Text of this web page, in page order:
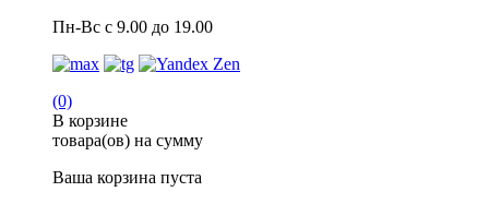
Пн-Вс с 9.00 до 19.00
(0)
В корзине
товара(ов) на сумму
Ваша корзина пуста